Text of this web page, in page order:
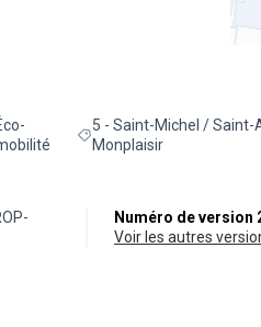
les résultats de la catégorie : Éco-
Filtrer les résultats pour le
5 - Saint-Michel / Saint-
Monplaisir
Numéro de version
voir les autres